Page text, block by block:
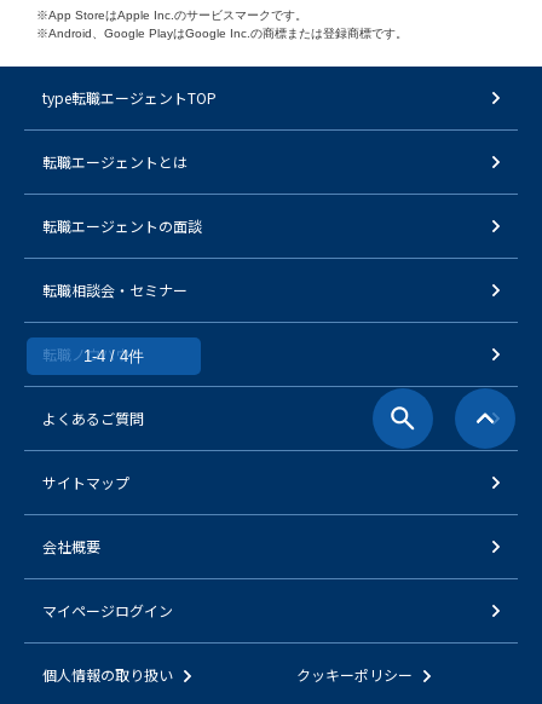
1-4 / 4件
※App StoreはApple Inc.のサービスマークです。
※Android、Google PlayはGoogle Inc.の商標または登録商標です。
type転職エージェントTOP
転職エージェントとは
転職エージェントの面談
転職相談会・セミナー
転職ノウハウ
よくあるご質問
サイトマップ
会社概要
マイページログイン
個人情報の取り扱い クッキーポリシー